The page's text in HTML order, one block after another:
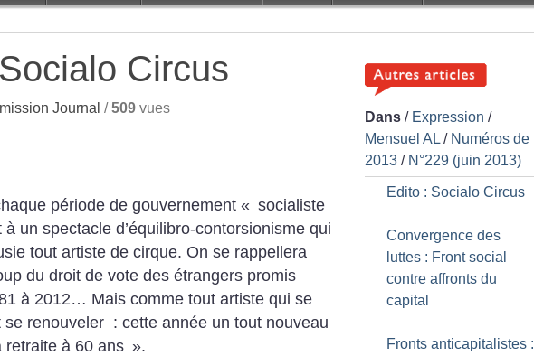
Circus
Journal /509 vues
période de gouvernement « socialiste
un spectacle d’équilibro-contorsionisme qui
tout artiste de cirque. On se rappellera
du droit de vote des étrangers promis
à 2012… Mais comme tout artiste qui se
se renouveler : cette année un tout nouveau
retraite à 60 ans ».
Dans / Expression /
Mensuel AL / Numéros de
2013 / N°229 (juin 2013)
Edito : Socialo Circus
Convergence des
luttes : Front social
contre affronts du
capital
Fronts anticapitalistes :